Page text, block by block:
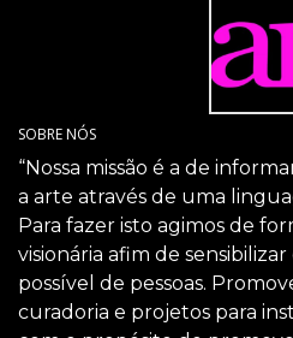
SOBRE NÓS
“Nossa missão é a de
a arte através de uma
Para fazer isto agimos de
visionária afim de
possível de pessoas.
curadoria e projetos para